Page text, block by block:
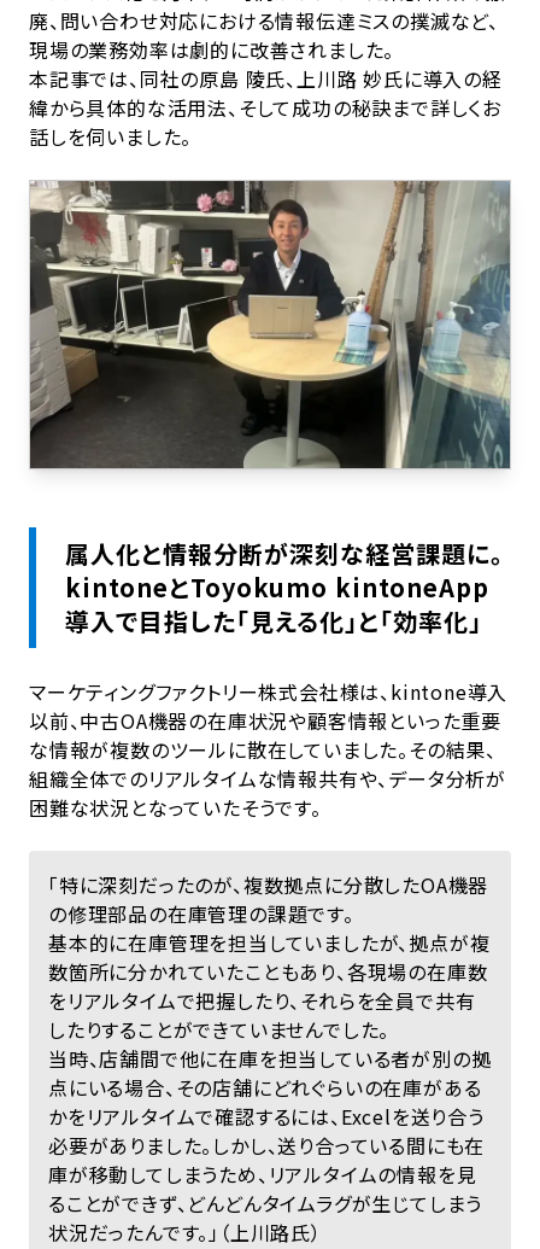
廃、問い合わせ対応における情報伝達ミスの撲滅など、
現場の業務効率は劇的に改善されました。
本記事では、同社の原島 陵氏、上川路 妙氏に導入の経
緯から具体的な活用法、そして成功の秘訣まで詳しくお
話しを伺いました。
属人化と情報分断が深刻な経営課題に。
kintoneとToyokumo kintoneApp
導入で目指した「見える化」と「効率化」
マーケティングファクトリー株式会社様は、kintone導入
以前、中古OA機器の在庫状況や顧客情報といった重要
な情報が複数のツールに散在していました。その結果、
組織全体でのリアルタイムな情報共有や、データ分析が
困難な状況となっていたそうです。
「特に深刻だったのが、複数拠点に分散したOA機器
の修理部品の在庫管理の課題です。
基本的に在庫管理を担当していましたが、拠点が複
数箇所に分かれていたこともあり、各現場の在庫数
をリアルタイムで把握したり、それらを全員で共有
したりすることができていませんでした。
当時、店舗間で他に在庫を担当している者が別の拠
点にいる場合、その店舗にどれぐらいの在庫がある
かをリアルタイムで確認するには、Excelを送り合う
必要がありました。しかし、送り合っている間にも在
庫が移動してしまうため、リアルタイムの情報を見
ることができず、どんどんタイムラグが生じてしまう
状況だったんです。」（上川路氏）